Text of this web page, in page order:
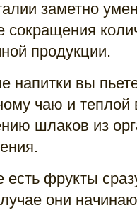
заметно
сокращения
продукции.
напитки вы
чаю и теплой
шлаков из
есть фрукты
они